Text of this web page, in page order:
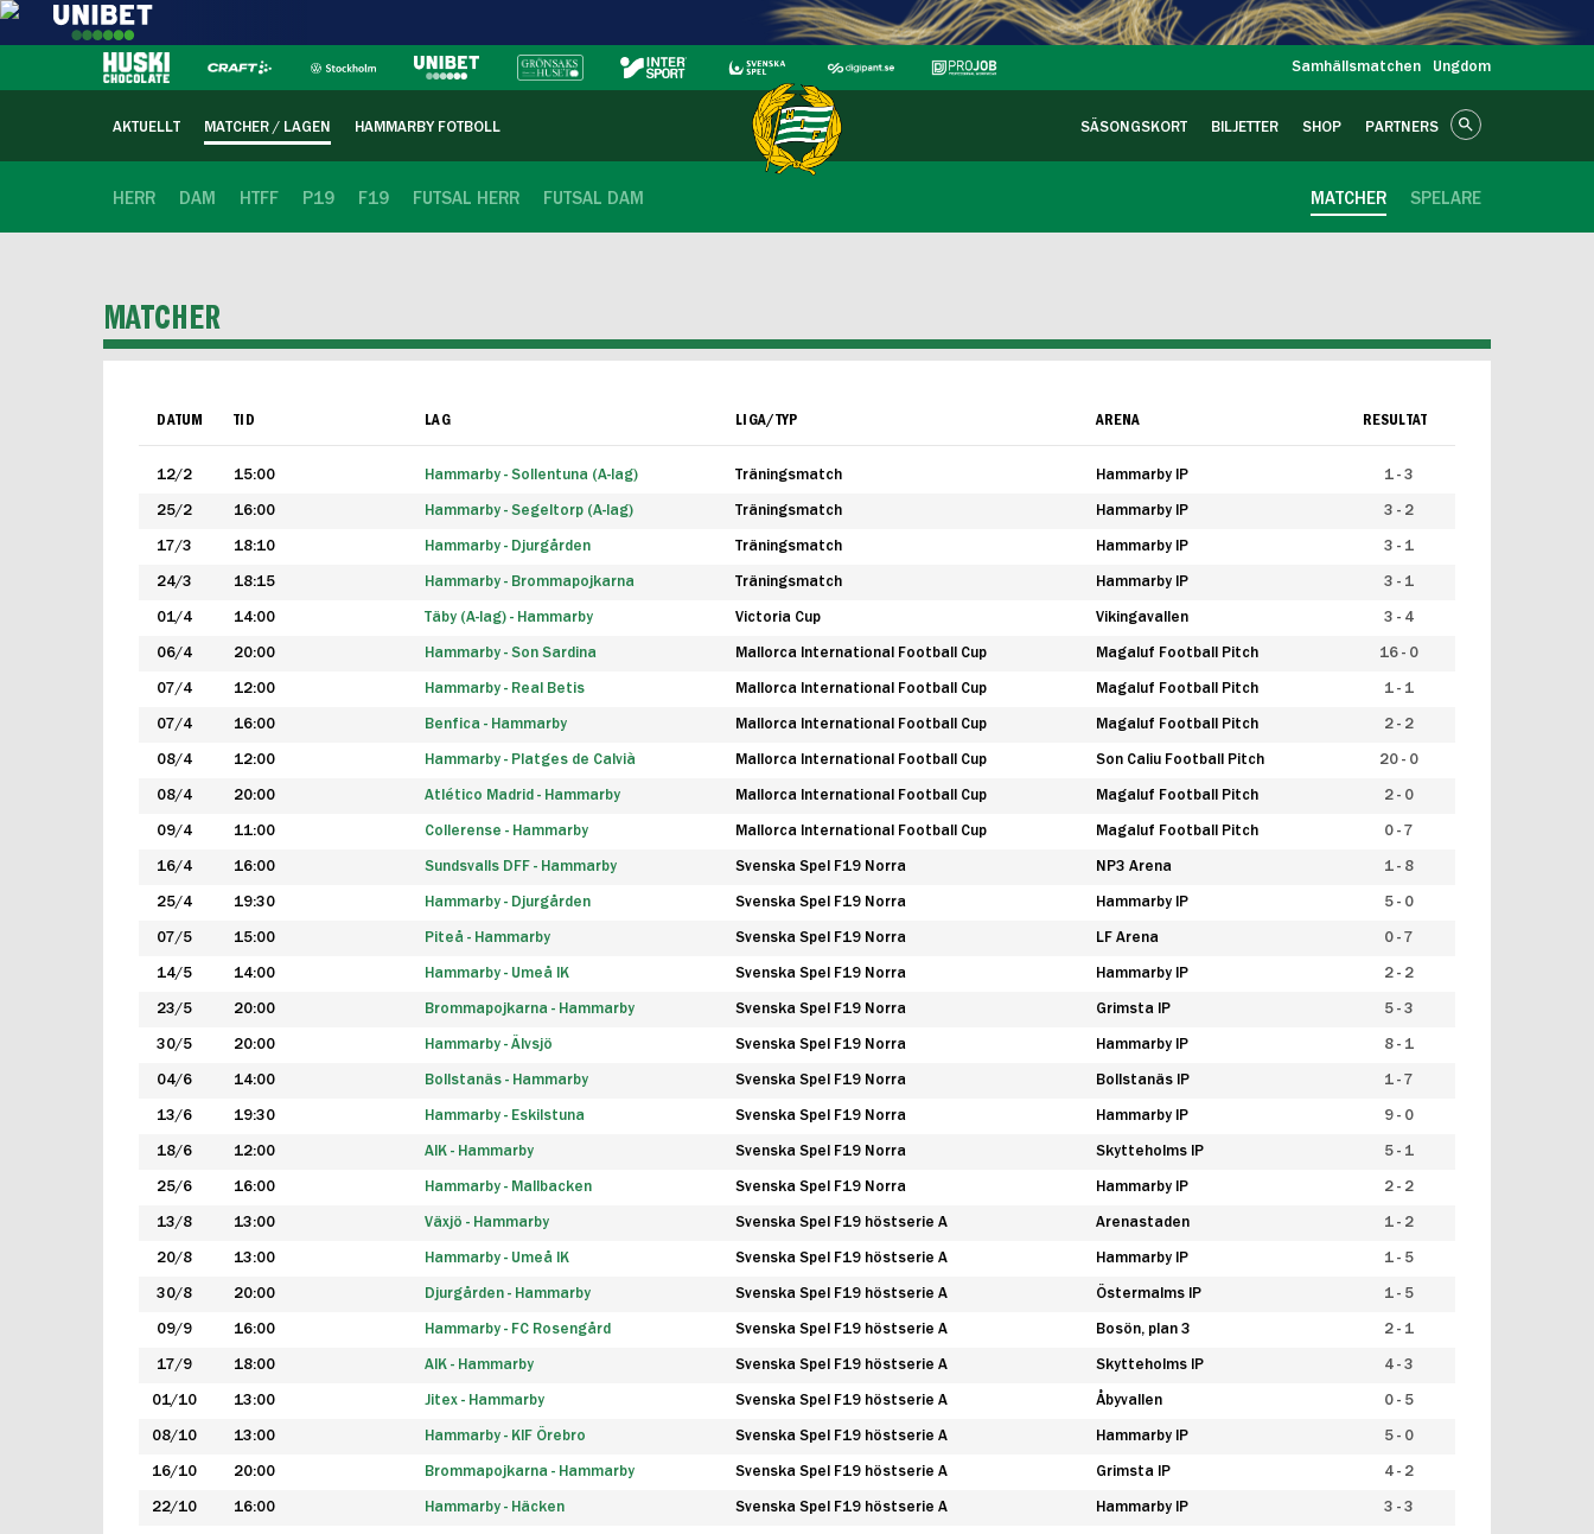
Samhällsmatchen Ungdom
AKTUELLT MATCHER / LAGEN HAMMARBY FOTBOLL SÄSONGSKORT BILJETTER SHOP PARTNERS
HERR DAM HTFF P19 F19 FUTSAL HERR FUTSAL DAM SPELARE
MATCHER
MATCHER
DATUM TID LAG LIGA/TYP ARENA RESULTAT
12/2 15:00 Hammarby - Sollentuna (A-lag) Träningsmatch Hammarby IP 1 - 3
25/2 16:00 Hammarby - Segeltorp (A-lag) Träningsmatch Hammarby IP 3 - 2
17/3 18:10 Hammarby - Djurgården Träningsmatch Hammarby IP 3 - 1
24/3 18:15 Hammarby - Brommapojkarna Träningsmatch Hammarby IP 3 - 1
01/4 14:00 Täby (A-lag) - Hammarby Victoria Cup Vikingavallen 3 - 4
06/4 20:00 Hammarby - Son Sardina Mallorca International Football Cup Magaluf Football Pitch 16 - 0
07/4 12:00 Hammarby - Real Betis Mallorca International Football Cup Magaluf Football Pitch 1 - 1
07/4 16:00 Benfica - Hammarby Mallorca International Football Cup Magaluf Football Pitch 2 - 2
08/4 12:00 Hammarby - Platges de Calvià Mallorca International Football Cup Son Caliu Football Pitch 20 - 0
08/4 20:00 Atlético Madrid - Hammarby Mallorca International Football Cup Magaluf Football Pitch 2 - 0
09/4 11:00 Collerense - Hammarby Mallorca International Football Cup Magaluf Football Pitch 0 - 7
16/4 16:00 Sundsvalls DFF - Hammarby Svenska Spel F19 Norra NP3 Arena 1 - 8
25/4 19:30 Hammarby - Djurgården Svenska Spel F19 Norra Hammarby IP 5 - 0
07/5 15:00 Piteå - Hammarby Svenska Spel F19 Norra LF Arena 0 - 7
14/5 14:00 Hammarby - Umeå IK Svenska Spel F19 Norra Hammarby IP 2 - 2
23/5 20:00 Brommapojkarna - Hammarby Svenska Spel F19 Norra Grimsta IP 5 - 3
30/5 20:00 Hammarby - Älvsjö Svenska Spel F19 Norra Hammarby IP 8 - 1
04/6 14:00 Bollstanäs - Hammarby Svenska Spel F19 Norra Bollstanäs IP 1 - 7
13/6 19:30 Hammarby - Eskilstuna Svenska Spel F19 Norra Hammarby IP 9 - 0
18/6 12:00 AIK - Hammarby Svenska Spel F19 Norra Skytteholms IP 5 - 1
25/6 16:00 Hammarby - Mallbacken Svenska Spel F19 Norra Hammarby IP 2 - 2
13/8 13:00 Växjö - Hammarby Svenska Spel F19 höstserie A Arenastaden 1 - 2
20/8 13:00 Hammarby - Umeå IK Svenska Spel F19 höstserie A Hammarby IP 1 - 5
30/8 20:00 Djurgården - Hammarby Svenska Spel F19 höstserie A Östermalms IP 1 - 5
09/9 16:00 Hammarby - FC Rosengård Svenska Spel F19 höstserie A Bosön, plan 3 2 - 1
17/9 18:00 AIK - Hammarby Svenska Spel F19 höstserie A Skytteholms IP 4 - 3
01/10 13:00 Jitex - Hammarby Svenska Spel F19 höstserie A Åbyvallen 0 - 5
08/10 13:00 Hammarby - KIF Örebro Svenska Spel F19 höstserie A Hammarby IP 5 - 0
16/10 20:00 Brommapojkarna - Hammarby Svenska Spel F19 höstserie A Grimsta IP 4 - 2
22/10 16:00 Hammarby - Häcken Svenska Spel F19 höstserie A Hammarby IP 3 - 3